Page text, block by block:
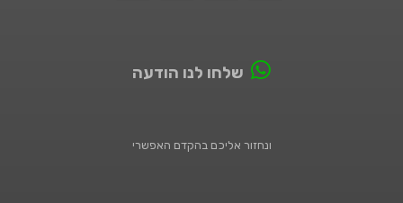
שלחו לנו הודעה
ונחזור אליכם בהקדם האפשרי